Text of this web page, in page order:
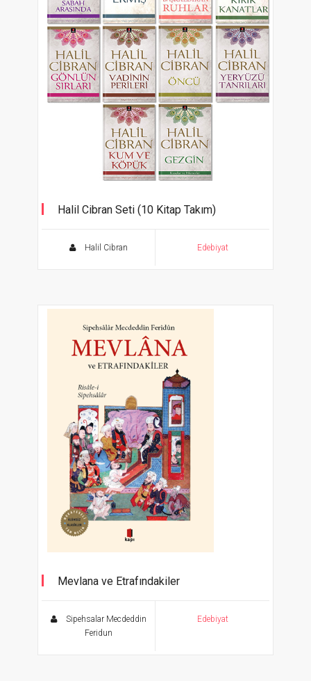
Halil Cibran Seti (10 Kitap Takım)
Halil Cibran Edebiyat
Mevlana ve Etrafındakiler
Sipehsalar Mecdeddin
Feridun
Edebiyat